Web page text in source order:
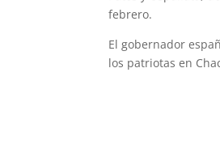
febrero.
El gobernador
los patriotas en